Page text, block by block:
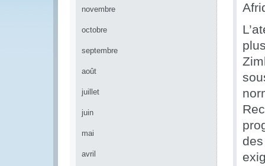
novembre
octobre
septembre
août
juillet
juin
mai
avril